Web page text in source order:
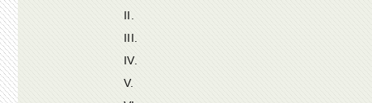
II.
III.
IV.
V.